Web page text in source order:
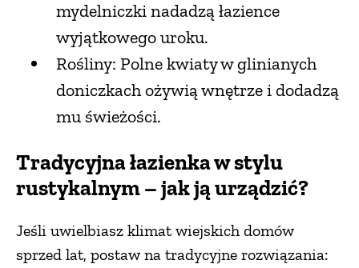
mydelniczki nadadzą łazience
wyjątkowego uroku.
Rośliny: Polne kwiaty w glinianych
doniczkach ożywią wnętrze i dodadzą
mu świeżości.
Tradycyjna łazienka w stylu
rustykalnym – jak ją urządzić?
Jeśli uwielbiasz klimat wiejskich domów
sprzed lat, postaw na tradycyjne rozwiązania: